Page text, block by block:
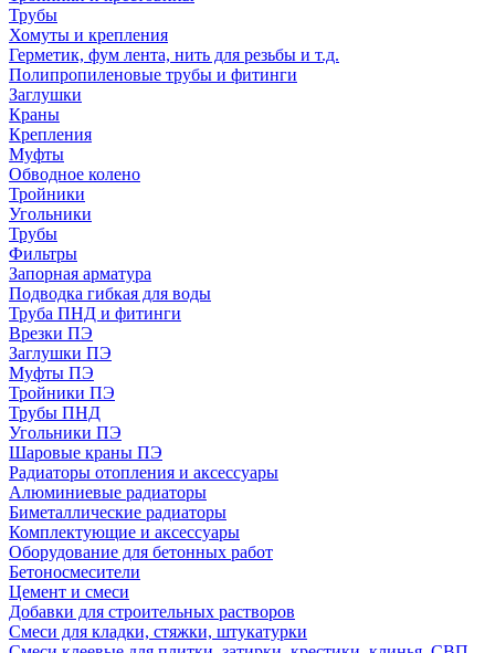
Трубы
Хомуты и крепления
Герметик, фум лента, нить для резьбы и т.д.
Полипропиленовые трубы и фитинги
Заглушки
Краны
Крепления
Муфты
Обводное колено
Тройники
Угольники
Трубы
Фильтры
Запорная арматура
Подводка гибкая для воды
Труба ПНД и фитинги
Врезки ПЭ
Заглушки ПЭ
Муфты ПЭ
Тройники ПЭ
Трубы ПНД
Угольники ПЭ
Шаровые краны ПЭ
Радиаторы отопления и аксессуары
Алюминиевые радиаторы
Биметаллические радиаторы
Комплектующие и аксессуары
Оборудование для бетонных работ
Бетоносмесители
Цемент и смеси
Добавки для строительных растворов
Смеси для кладки, стяжки, штукатурки